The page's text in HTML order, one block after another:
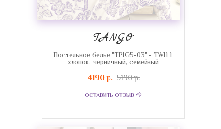
TANGO
Постельное белье "TPIG5-03" - TWILL
хлопок, черничный, семейный
4190 р. 5190 р.
ОСТАВИТЬ ОТЗЫВ